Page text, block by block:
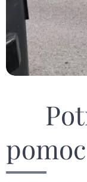
🥖
pomoc